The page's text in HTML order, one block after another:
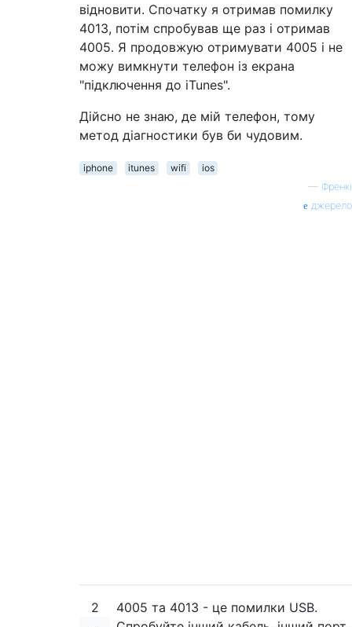
відновити. Спочатку я отримав помилку
4013, потім спробував ще раз і отримав
4005. Я продовжую отримувати 4005 і не
можу вимкнути телефон із екрана
"підключення до iTunes".
Дійсно не знаю, де мій телефон, тому
метод діагностики був би чудовим.
iphone itunes wifi
ios
— Френкі
джерело
2
4005 та 4013 - це помилки USB.